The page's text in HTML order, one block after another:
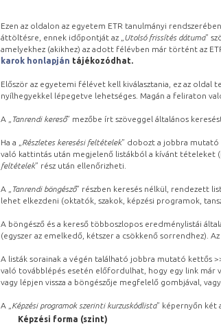
Ezen az oldalon az egyetem ETR tanulmányi
áttöltésre, ennek időpontját az „ Utolsó frissítés dátuma”
amelyekhez (akikhez) az adott félévben már történt az
karok honlapján tájékozódhat.
Először az egyetemi félévet kell kiválasztania, ez az oldal
nyílhegyekkel lépegetve lehetséges. Magán a feliraton
A „ Tanrendi kereső” mezőbe írt szöveggel általános
Ha a „ Részletes keresési feltételek” dobozt a jobbra mutató
való kattintás után megjelenő listákból a kívánt tételeket
feltételek” rész után ellenőrizheti.
A „ Tanrendi böngésző” részben keresés nélkül, rendezett
lehet elkezdeni (oktatók, szakok, képzési programok,
A böngésző és a kereső többoszlopos eredménylistái
(egyszer az emelkedő, kétszer a csökkenő sorrendhez).
A listák sorainak a végén található jobbra mutató kettős
való továbblépés esetén előfordulhat, hogy egy link már
vagy lépjen vissza a böngészője megfelelő gombjával,
A „ Képzési programok szerinti kurzuskódlista” képernyőn két
Képzési forma (szint)